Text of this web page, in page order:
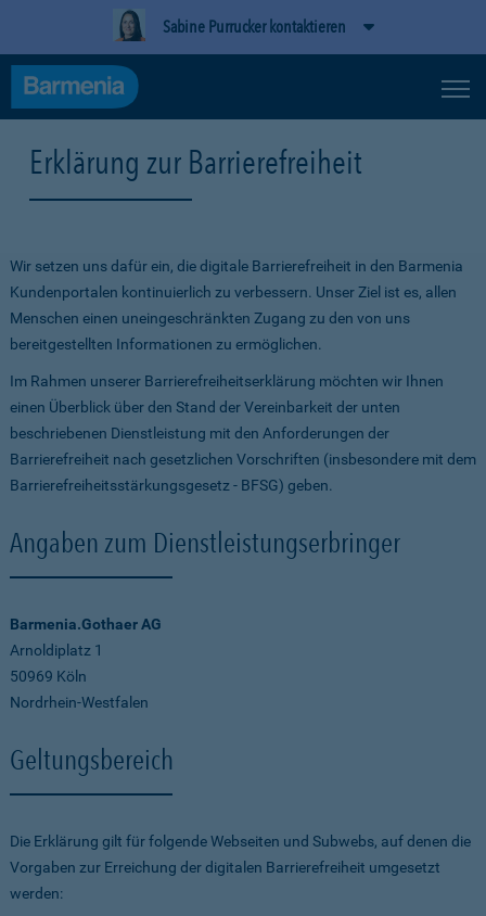
Sabine Purrucker kontaktieren
Erklärung zur Barrierefreiheit
Wir setzen uns dafür ein, die digitale Barrierefreiheit in den Barmenia
Kundenportalen kontinuierlich zu verbessern. Unser Ziel ist es, allen
Menschen einen uneingeschränkten Zugang zu den von uns
bereitgestellten Informationen zu ermöglichen.
Im Rahmen unserer Barrierefreiheitserklärung möchten wir Ihnen
einen Überblick über den Stand der Vereinbarkeit der unten
beschriebenen Dienstleistung mit den Anforderungen der
Barrierefreiheit nach gesetzlichen Vorschriften (insbesondere mit dem
Barrierefreiheitsstärkungsgesetz - BFSG) geben.
Angaben zum Dienstleistungserbringer
Barmenia.Gothaer AG
Arnoldiplatz 1
50969 Köln
Nordrhein-Westfalen
Geltungsbereich
Die Erklärung gilt für folgende Webseiten und Subwebs, auf denen die
Vorgaben zur Erreichung der digitalen Barrierefreiheit umgesetzt
werden: